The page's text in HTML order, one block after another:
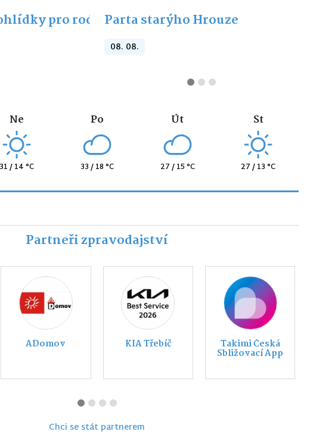
pro rodiny s dětmiParta starýho Hrouze
08. 08.
Ne
31 / 14 °C
Po
33 / 18 °C
Út
27 / 15 °C
St
27 / 13 °C
Partneři zpravodajství
MITSUBISHI SPANÍČKO STIHL Václav
Knoflíček
Chci se stát partnerem